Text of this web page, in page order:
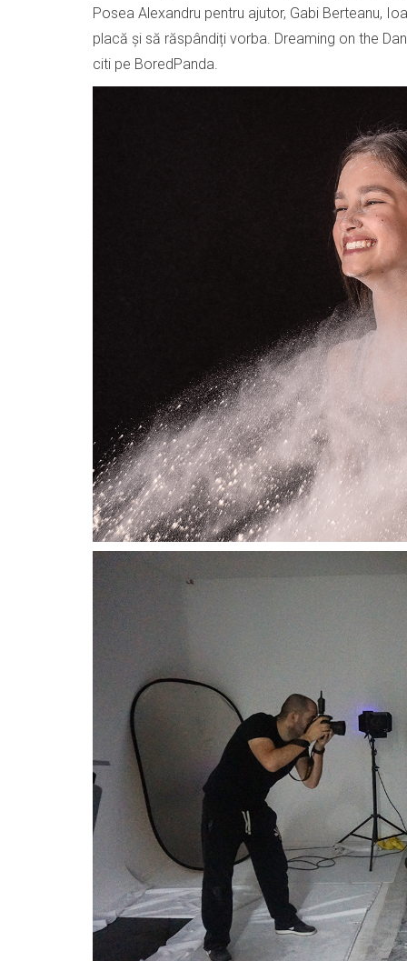
Posea Alexandru pentru ajutor, Gabi Berteanu,
placă și să răspândiți vorba. Dreaming on the
citi pe BoredPanda.